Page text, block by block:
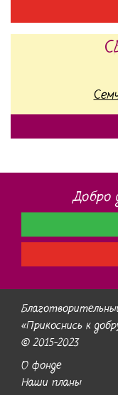
Добро
«Прикоснись к
© 2015-2023
О фонде
Наши планы